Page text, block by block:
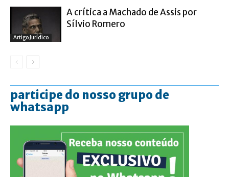
Artigo Jurídico
A crítica a Machado de Assis por
Sílvio Romero
participe do nosso grupo de
whatsapp